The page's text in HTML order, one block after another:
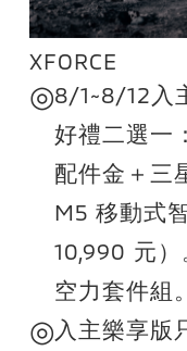
XFORCE
◎8/1~8/12入
好禮二選一
配件金＋三
M5 移動式
10,990 元
空力套件組。
◎入主樂享版